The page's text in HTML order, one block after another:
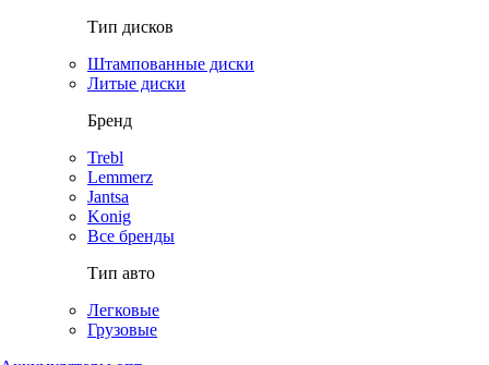
Тип дисков
Штампованные диски
Литые диски
Бренд
Trebl
Lemmerz
Jantsa
Konig
Все бренды
Тип авто
Легковые
Грузовые